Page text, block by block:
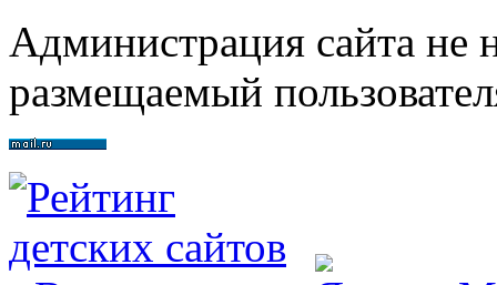
Администрация сайта не
размещаемый